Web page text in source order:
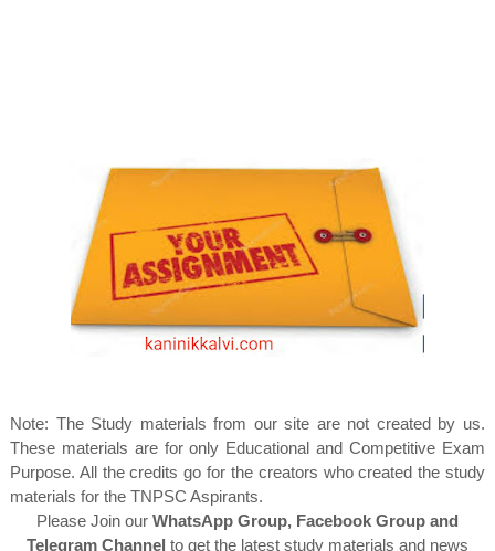
Note: The Study materials from our site are not created by us.
These materials are for only Educational and Competitive Exam
Purpose. All the credits go for the creators who created the study
materials for the TNPSC Aspirants.
Please Join our WhatsApp Group, Facebook Group and
Telegram Channel to get the latest study materials and news